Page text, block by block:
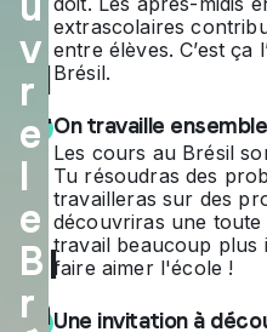
la
cul
tur
br
ésil
ien
v
r
e
l
e
B
r
extrascolaires
entre élèves. C’est ça
Brésil.
On travaille ensemble
Les cours au Brésil
Tu résoudras des
travailleras sur des
découvriras une
travail beaucoup plus
faire aimer l'école !
Une invitation à